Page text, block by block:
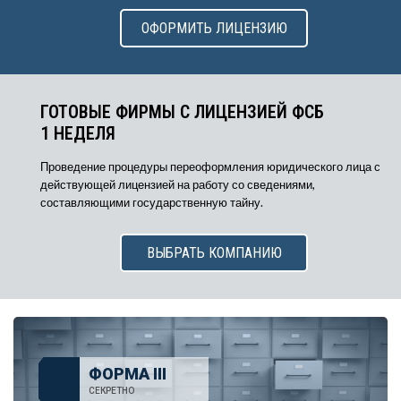
ОФОРМИТЬ ЛИЦЕНЗИЮ
ГОТОВЫЕ ФИРМЫ С ЛИЦЕНЗИЕЙ ФСБ
1 НЕДЕЛЯ
Проведение процедуры переоформления юридического лица с
действующей лицензией на работу со сведениями,
составляющими государственную тайну.
ВЫБРАТЬ КОМПАНИЮ
ФОРМА III
СЕКРЕТНО